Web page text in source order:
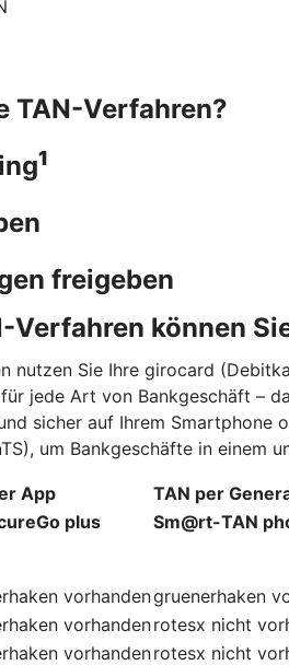
TAN-Verfahren?
1
freigeben
Verfahren können
nutzen Sie Ihre girocard
jede Art von Bankgeschäft –
sicher auf Ihrem
um Bankgeschäfte in einem
App TAN per
plus
Sm@rt-TAN
vorhandengruenerhaken
vorhandenrotesx nicht
vorhandenrotesx nicht